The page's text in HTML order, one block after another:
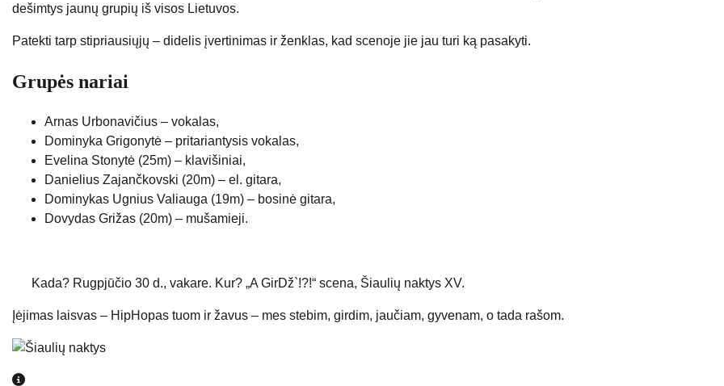
dešimtys jaunų grupių iš visos Lietuvos.
Patekti tarp stipriausiųjų – didelis įvertinimas ir ženklas, kad scenoje jie jau turi ką pasakyti.
Grupės nariai
Arnas Urbonavičius – vokalas,
Dominyka Grigonytė – pritariantysis vokalas,
Evelina Stonytė (25m) – klavišiniai,
Danielius Zajančkovski (20m) – el. gitara,
Dominykas Ugnius Valiauga (19m) – bosinė gitara,
Dovydas Grižas (20m) – mušamieji.
Kada? Rugpjūčio 30 d., vakare. Kur? „A GirDž`!?!“ scena, Šiaulių naktys XV.
Įėjimas laisvas – HipHopas tuom ir žavus – mes stebim, girdim, jaučiam, gyvenam, o tada rašom.